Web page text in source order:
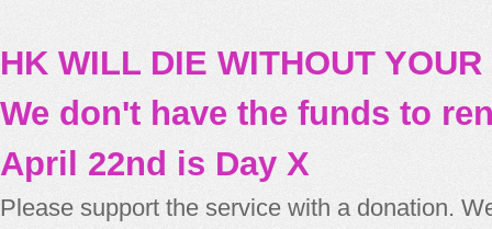
HK WILL DIE WITHOUT
We don't have the funds to
April 22nd is Day X
Please support the service with a donation.